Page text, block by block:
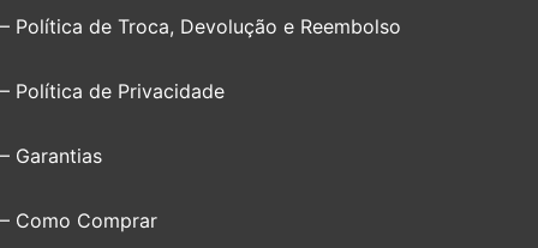
– Política de Troca, Devolução e Reembolso
– Política de Privacidade
– Garantias
– Como Comprar